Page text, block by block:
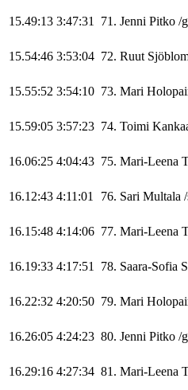
15.49:13 3:47:31 71. Jenni Pitko /
15.54:46 3:53:04 72. Ruut
15.55:52 3:54:10 73. Mari
15.59:05 3:57:23 74. Toimi
16.06:25 4:04:43 75. Mari-Leena
16.12:43 4:11:01 76. Sari Multala /
16.15:48 4:14:06 77. Mari-Leena
16.19:33 4:17:51 78. Saara-Sofia
16.22:32 4:20:50 79. Mari
16.26:05 4:24:23 80. Jenni Pitko /
16.29:16 4:27:34 81. Mari-Leena